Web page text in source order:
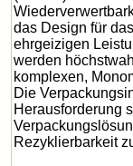
das Design für
ehrgeizigen
werden
komplexen,
Die
Herausforderung
Rezyklierbarkeit